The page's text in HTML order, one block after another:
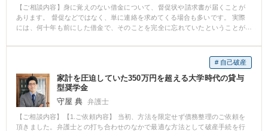
【ご相談内容】身に覚えのない借金について、督促状や請求書が届くことが
あります。 督促などではなく、単に連絡を求めてくる場合も多いです。 実際
には、何十年も前にした借金で、そのことを完全に忘れていたということが
高額な請求になっています。 消滅時効の援用など支払を免れる手段があるの
で、債権者に支払いや連絡をする前に、まずは弁護士にご相談ください。
# 自己破産
家計を圧迫していた350万円を超える大学時代の貸与
型奨学金
守屋 典 弁護士
【ご相談内容】【1.ご依頼内容】 当初、方法を限定せず債務整理のご依頼を
頂きました。弁護士との打ち合わせのなかで最適な方法として破産手続を行